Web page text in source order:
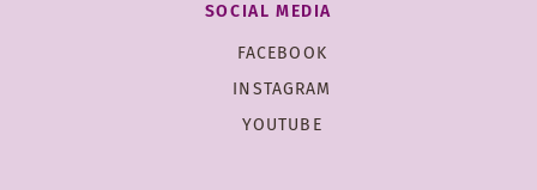
SOCIAL MEDIA
FACEBOOK
INSTAGRAM
YOUTUBE